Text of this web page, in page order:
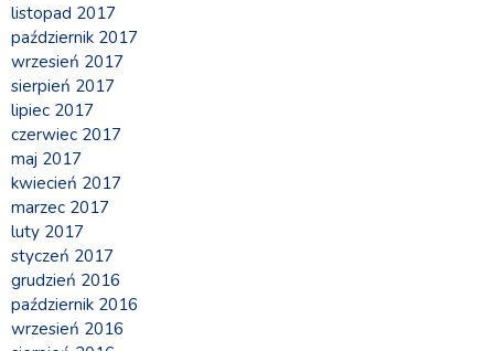
listopad 2017
październik 2017
wrzesień 2017
sierpień 2017
lipiec 2017
czerwiec 2017
maj 2017
kwiecień 2017
marzec 2017
luty 2017
styczeń 2017
grudzień 2016
październik 2016
wrzesień 2016